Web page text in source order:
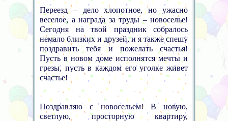
Переезд – дело хлопотное, но ужасно
веселое, а награда за труды – новоселье!
Сегодня на твой праздник собралось
немало близких и друзей, и я также спешу
поздравить тебя и пожелать счастья!
Пусть в новом доме исполнятся мечты и
грезы, пусть в каждом его уголке живет
счастье!
Поздравляю с новосельем! В новую,
светлую, просторную квартиру,